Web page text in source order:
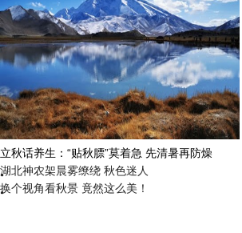
立秋话养生：“贴秋膘”莫着急 先清暑再防燥
湖北神农架晨雾缭绕 秋色迷人
换个视角看秋景 竟然这么美！